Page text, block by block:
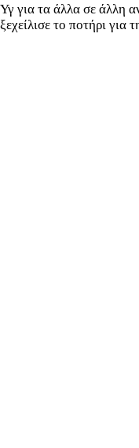
Υγ για τα άλλα σε άλλη
ξεχείλισε το ποτήρι για